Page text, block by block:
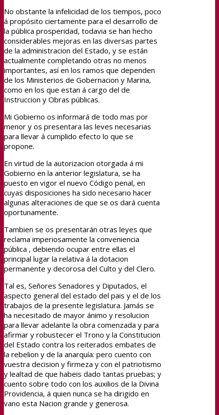
No obstante la infelicidad de los tiempos, poco
á propósito ciertamente para el desarrollo de
la pública prosperidad, todavia se han hecho
considerables mejoras en las diversas partes
de la administracion del Estado, y se están
actualmente completando otras no menos
importantes, así en los ramos que dependen
de los Ministerios de Gobernacion y Marina,
como en los que estan á cargo del de
Instruccion y Obras públicas.
Mi Gobierno os informará de todo mas por
menor y os presentara las leves necesarias
para llevar á cumplido efecto lo que se
propone.
En virtud de la autorizacion otorgada á mi
Gobierno en la anterior legislatura, se ha
puesto en vigor el nuevo Código penal, en
cuyas disposiciones ha sido necesario hacer
algunas alteraciones de que se os dará cuenta
oportunamente.
Tambien se os presentarán otras leyes que
reclama imperiosamente la conveniencia
pública , debiendo ocupar entre ellas el
principal lugar la relativa á la dotacion
permanente y decorosa del Culto y del Clero.
Tal es, Señores Senadores y Diputados, el
aspecto general del estado del pais y el de los
trabajos de la presente legislatura. Jamás se
ha necesitado de mayor ánimo y resolucion
para llevar adelante la obra comenzada y para
afirmar y robustecer el Trono y la Constitucion
del Estado contra los reiterados embates de
la rebelion y de la anarquía: pero cuento con
vuestra decision y firmeza y con el patriotismo
y lealtad de que habeis dado tantas pruebas; y
cuento sobre todo con los auxilios de la Divina
Providencia, á quien nunca se ha dirigido en
vano esta Nacion grande y generosa.